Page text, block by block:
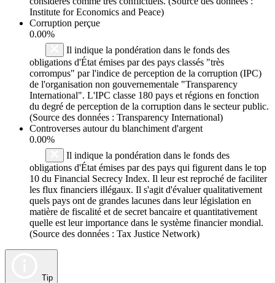
Institute for Economics and Peace)
Corruption perçue
0.00%
Il indique la pondération dans le fonds des
obligations d'État émises par des pays classés "très
corrompus" par l'indice de perception de la corruption (IPC)
de l'organisation non gouvernementale "Transparency
International". L'IPC classe 180 pays et régions en fonction
du degré de perception de la corruption dans le secteur public.
(Source des données : Transparency International)
Controverses autour du blanchiment d'argent
0.00%
Il indique la pondération dans le fonds des
obligations d'État émises par des pays qui figurent dans le top
10 du Financial Secrecy Index. Il leur est reproché de faciliter
les flux financiers illégaux. Il s'agit d'évaluer qualitativement
quels pays ont de grandes lacunes dans leur législation en
matière de fiscalité et de secret bancaire et quantitativement
quelle est leur importance dans le système financier mondial.
(Source des données : Tax Justice Network)
Tip